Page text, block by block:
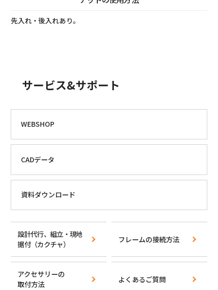
先入れ・後入れあり。
サービス&サポート
WEBSHOP
CADデータ
資料ダウンロード
設計代行、組立・現地
据付（カクチャ）
フレームの接続方法
アクセサリーの
取付方法
よくあるご質問